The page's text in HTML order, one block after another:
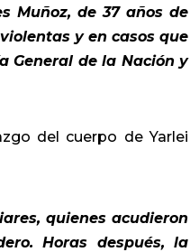
Muñoz, de 37 años de
y en casos que
General de la Nación y
del cuerpo de Yarlei
quienes acudieron
Horas después, la